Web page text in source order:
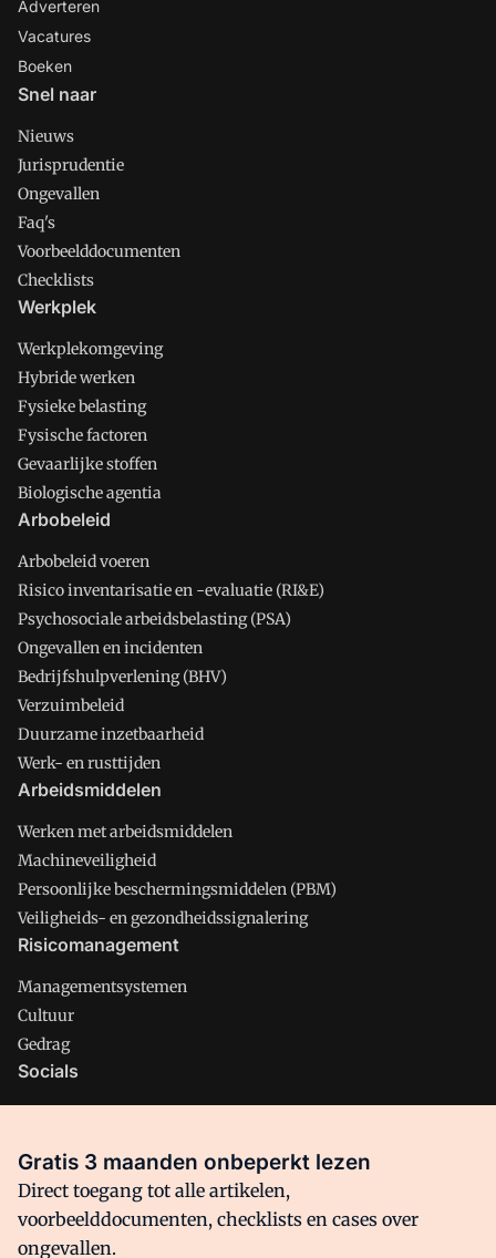
Adverteren
Vacatures
Boeken
Snel naar
Nieuws
Jurisprudentie
Ongevallen
Faq's
Voorbeelddocumenten
Checklists
Werkplek
Werkplekomgeving
Hybride werken
Fysieke belasting
Fysische factoren
Gevaarlijke stoffen
Biologische agentia
Arbobeleid
Arbobeleid voeren
Risico inventarisatie en -evaluatie (RI&E)
Psychosociale arbeidsbelasting (PSA)
Ongevallen en incidenten
Bedrijfshulpverlening (BHV)
Verzuimbeleid
Duurzame inzetbaarheid
Werk- en rusttijden
Arbeidsmiddelen
Werken met arbeidsmiddelen
Machineveiligheid
Persoonlijke beschermingsmiddelen (PBM)
Veiligheids- en gezondheidssignalering
Risicomanagement
Managementsystemen
Cultuur
Gedrag
Socials
Facebook
Gratis 3 maanden onbeperkt lezen
Direct toegang tot alle artikelen,
voorbeelddocumenten, checklists en cases over
ongevallen.